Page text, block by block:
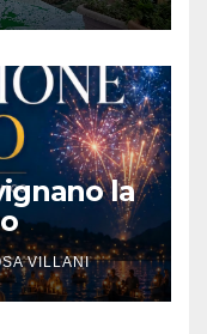
la
VILLANI